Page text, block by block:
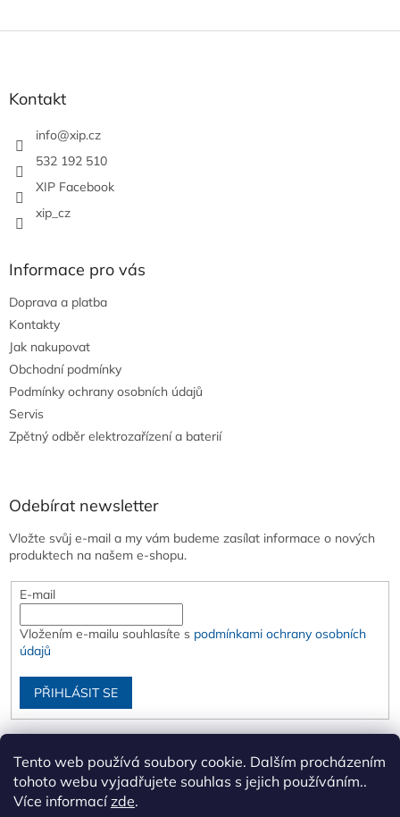
Tento web používá soubory cookie. Dalším procházením
tohoto webu vyjadřujete souhlas s jejich používáním..
Více informacízde.
Kontakt
info@xip.cz
532 192 510
XIP Facebook
xip_cz
Informace pro vás
Doprava a platba
Kontakty
Jak nakupovat
Obchodní podmínky
Podmínky ochrany osobních údajů
Servis
Zpětný odběr elektrozařízení a baterií
Odebírat newsletter
Vložte svůj e-mail a my vám budeme zasílat informace o nových
produktech na našem e-shopu.
E-mail
Vložením e-mailu souhlasíte s podmínkami ochrany osobních
údajů
PŘIHLÁSIT SE